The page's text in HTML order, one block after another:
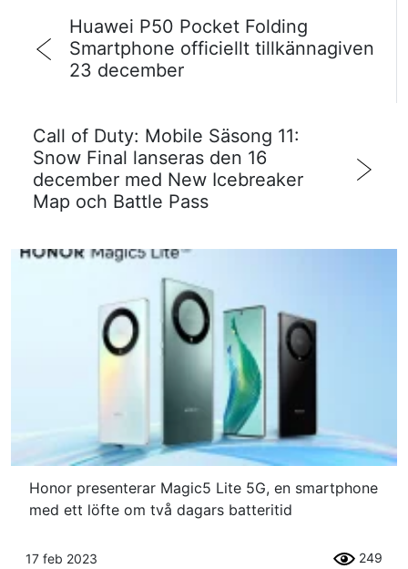
Huawei P50 Pocket Folding
Smartphone officiellt tillkännagiven
23 december
Call of Duty: Mobile Säsong 11:
Snow Final lanseras den 16
december med New Icebreaker
Map och Battle Pass
Honor presenterar Magic5 Lite 5G, en smartphone
med ett löfte om två dagars batteritid
17 feb 2023 249